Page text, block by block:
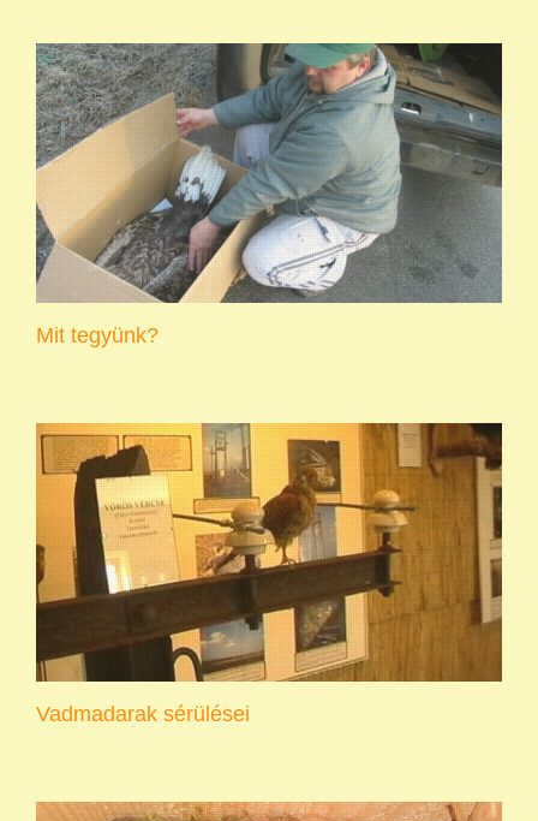
Mit tegyünk?
Vadmadarak sérülései